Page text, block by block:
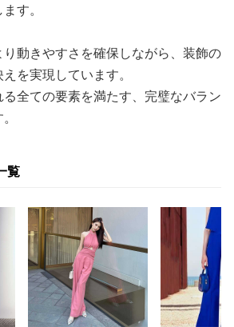
す。
動きやすさを確保しながら、装飾の
を実現しています。
全ての要素を満たす、完璧なバラン
覧